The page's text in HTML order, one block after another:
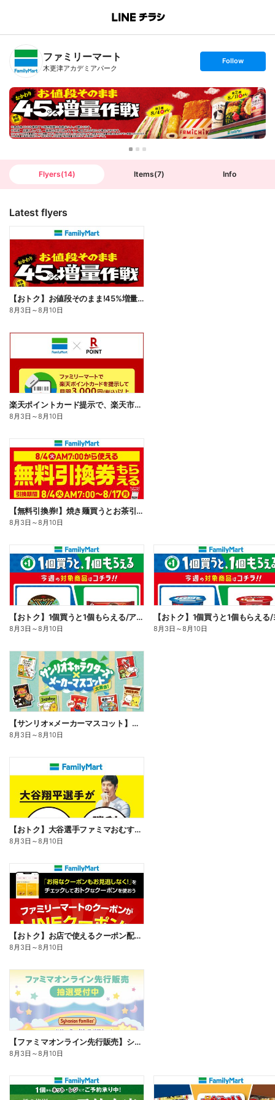
B
n
T
ファミリーマート
木更津アカデミアパーク
s
t
o
l
l
o
w
Follow
Flyers(14) Items(7) Info
Latest flyers
【おトク】お値段そのまま!45%増量作戦!
8月3日 ～8月10日
楽天ポイントカード提示で、楽天市場でのお買い物がおトクに!
8月3日 ～8月10日
【無料引換券!】焼き麺買うとお茶引換券貰える!
8月3日 ～8月10日
【おトク】1個買うと1個もらえる/アイス
8月3日 ～8月10日 8月3日 ～8月10日
【サンリオ×メーカーマスコット】オリジナルグッズ貰える!
8月3日 ～8月10日
【おトク】大谷選手ファミマおむすび割
8月3日 ～8月10日
【おトク】お店で使えるクーポン配信中
8月3日 ～8月10日
【ファミマオンライン先行販売】シルバニアファミリー
8月3日 ～8月10日